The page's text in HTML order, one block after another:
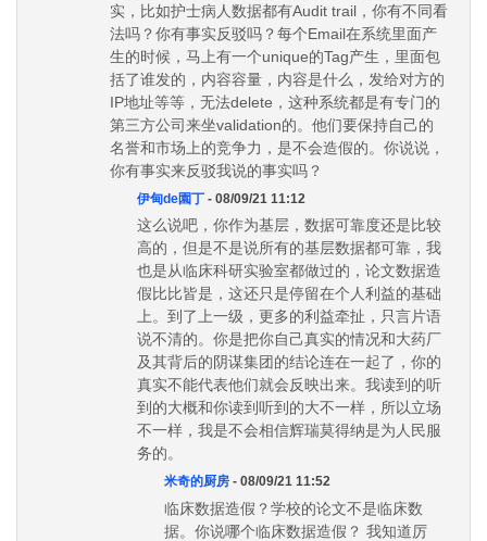
实，比如护士病人数据都有Audit trail，你有不同看
法吗？你有事实反驳吗？每个Email在系统里面产
生的时候，马上有一个unique的Tag产生，里面包
括了谁发的，内容容量，内容是什么，发给对方的
IP地址等等，无法delete，这种系统都是有专门的
第三方公司来坐validation的。他们要保持自己的
名誉和市场上的竞争力，是不会造假的。你说说，
你有事实来反驳我说的事实吗？
伊甸de園丁 - 08/09/21 11:12
这么说吧，你作为基层，数据可靠度还是比较
高的，但是不是说所有的基层数据都可靠，我
也是从临床科研实验室都做过的，论文数据造
假比比皆是，这还只是停留在个人利益的基础
上。到了上一级，更多的利益牵扯，只言片语
说不清的。你是把你自己真实的情况和大药厂
及其背后的阴谋集团的结论连在一起了，你的
真实不能代表他们就会反映出来。我读到的听
到的大概和你读到听到的大不一样，所以立场
不一样，我是不会相信辉瑞莫得纳是为人民服
务的。
米奇的厨房 - 08/09/21 11:52
临床数据造假？学校的论文不是临床数
据。你说哪个临床数据造假？ 我知道厉